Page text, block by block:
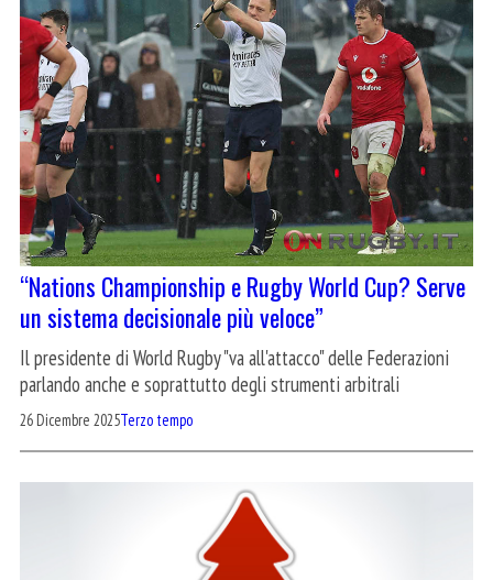
“Nations Championship e Rugby World Cup? Serve
un sistema decisionale più veloce”
Il presidente di World Rugby "va all'attacco" delle Federazioni
parlando anche e soprattutto degli strumenti arbitrali
26 Dicembre 2025Terzo tempo